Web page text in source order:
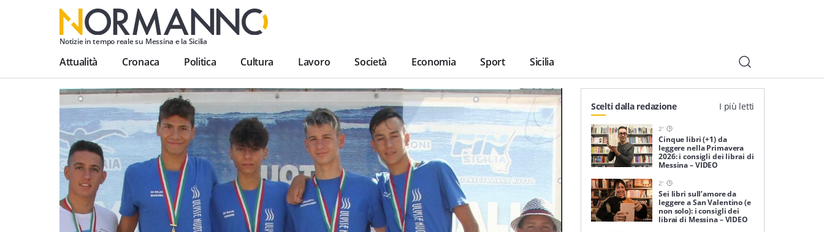
Notizie in tempo reale su Messina e la Sicilia
Attualità Cronaca Politica Cultura Lavoro Società Economia Sport Sicilia
Scelti dalla redazione I più letti
2'
Cinque libri (+1) da
leggere nella Primavera
2026: i consigli dei librai di
Messina – VIDEO
2'
Sei libri sull’amore da
leggere a San Valentino (e
non solo): i consigli dei
librai di Messina – VIDEO